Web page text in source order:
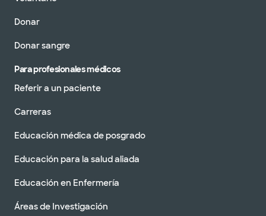
Donar
Donar sangre
Para profesionales médicos
Referir a un paciente
Carreras
Educación médica de posgrado
Educación para la salud aliada
Educación en Enfermería
Áreas de Investigación